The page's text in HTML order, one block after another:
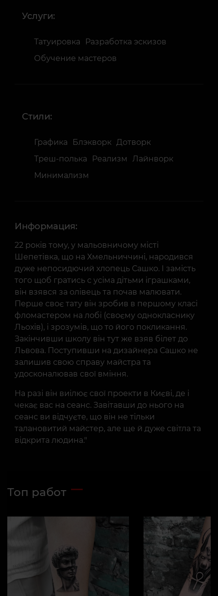
Услуги:
Татуировка
Разработка эскизов
Обучение мастеров
Стили:
Графика Блэкворк Дотворк
Треш-полька
Реализм
Лайнворк
Минимализм
Информация:
22 років тому, у мальовничому місті
Шепетівка, що на Хмельниччині, народився
дуже непосидючий хлопець Сашко. І замість
того щоб гратись с усіма дітьми іграшками,
він взявся за олівець та почав малювати.
Перше своє тату він зробив в першому класі
фломастером на лобі (своєму однокласнику
Льохів), і зрозумів, що то його покликання.
Закінчивши школу він тут же взяв білет до
Львова. Поступивши на дизайнера Сашко не
залишив свою справу майстра та
удосконалював свої вміння.
На разі він виілює свої проекти в Києві, де і
чекає вас на сеанс. Завітавши до нього на
сеанс ви відчуєте, що він не тільки
талановитий майстер, але ще й дуже світла та
відкрита людина."
Топ работ